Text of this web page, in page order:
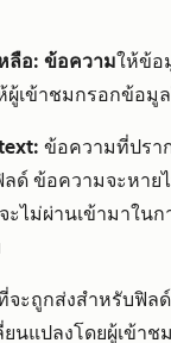
ลือ: ข้อความให้ข้อ
ผู้เข้าชมกรอกข้อ
ข้อความที่ปรา
ด์ ข้อความจะหาย
ะไม่ผ่านเข้ามาในก
จะถูกส่งสำหรับฟิล
นแปลงโดยผู้เข้าชม